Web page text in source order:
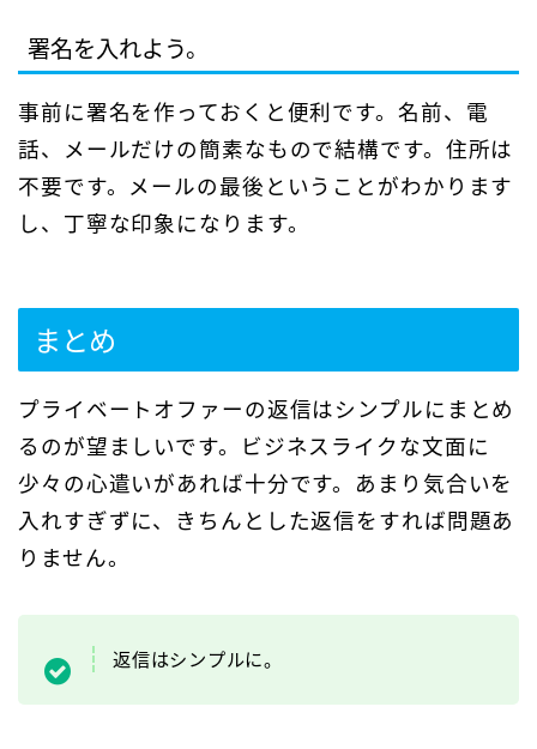
署名を入れよう。
事前に署名を作っておくと便利です。名前、電
話、メールだけの簡素なもので結構です。住所は
不要です。メールの最後ということがわかります
し、丁寧な印象になります。
まとめ
プライベートオファーの返信はシンプルにまとめ
るのが望ましいです。ビジネスライクな文面に
少々の心遣いがあれば十分です。あまり気合いを
入れすぎずに、きちんとした返信をすれば問題あ
りません。
返信はシンプルに。